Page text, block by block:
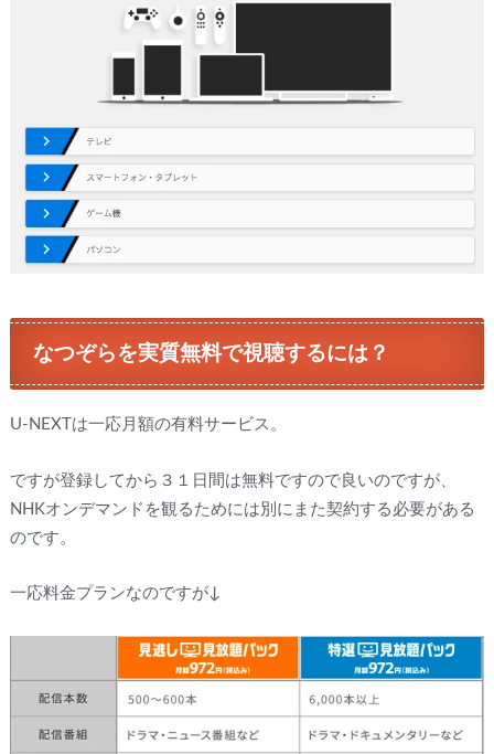
なつぞらを実質無料で視聴するには？
U-NEXTは一応月額の有料サービス。
ですが登録してから３１日間は無料ですので良いのですが、
NHKオンデマンドを観るためには別にまた契約する必要がある
のです。
一応料金プランなのですが↓